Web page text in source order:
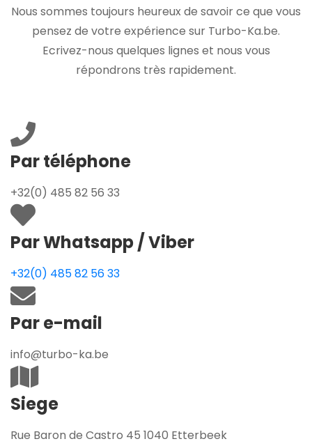
Nous sommes toujours heureux de savoir ce que vous
pensez de votre expérience sur Turbo-Ka.be.
Ecrivez-nous quelques lignes et nous vous
répondrons très rapidement.
Par téléphone
+32(0) 485 82 56 33
Par Whatsapp / Viber
+32(0) 485 82 56 33
Par e-mail
info@turbo-ka.be
Siege
Rue Baron de Castro 45 1040 Etterbeek